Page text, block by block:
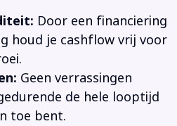
Door een financiering
houd je cashflow vrij voor
Geen verrassingen
de hele looptijd
toe bent.